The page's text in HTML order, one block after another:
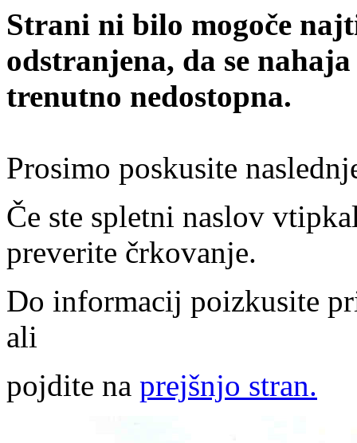
Strani ni bilo mogoče
odstranjena, da se
trenutno nedostopna.
Prosimo poskusite
Če ste spletni naslov
preverite črkovanje.
Do informacij poizkusite
ali
pojdite na prejšnjo stran.